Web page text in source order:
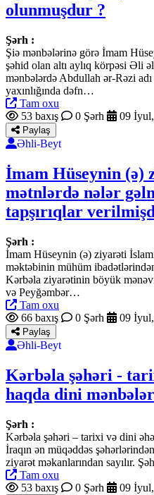
olunmuşdur ?
Şərh :
Şiə mənbələrinə görə İmam
şəhid olan altı aylıq körpəsi Əli
mənbələrdə Abdullah ər-Rəzi
yaxınlığında dəfn…
Tam oxu
53 baxış
0 Şərh 09
Paylaş
Əhli-Beyt
İmam Hüseynin (ə)
mətnlərdə nələr
tapşırıqlar
Şərh :
İmam Hüseynin (ə) ziyarəti
məktəbinin mühüm
Kərbəla ziyarətinin böyük mənəvi
və Peyğəmbər…
Tam oxu
66 baxış
0 Şərh 09
Paylaş
Əhli-Beyt
Kərbəla şəhəri -
haqda dini
Şərh :
Kərbəla şəhəri – tarixi və dini
İraqın ən müqəddəs
ziyarət məkanlarından sayılır.
Tam oxu
53 baxış
0 Şərh 09